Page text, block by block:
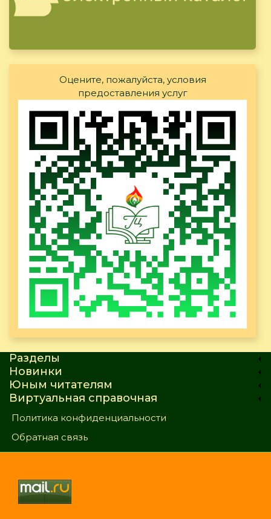
Оцените, пожалуйста, условия
предоставления услуг
Разделы
Новинки
Юным читателям
Виртуальная справочная
Политика конфиденциальности
Обратная связь